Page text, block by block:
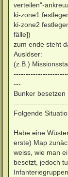
verteilen"-
ki-zone1
ki-zone2
fälle])
zum ende steht
Auslöser:
(z.B.)
---
Bunker besetzen
Folgende
Habe eine
erste) Map
weiss, wie man
besetzt, jedoch